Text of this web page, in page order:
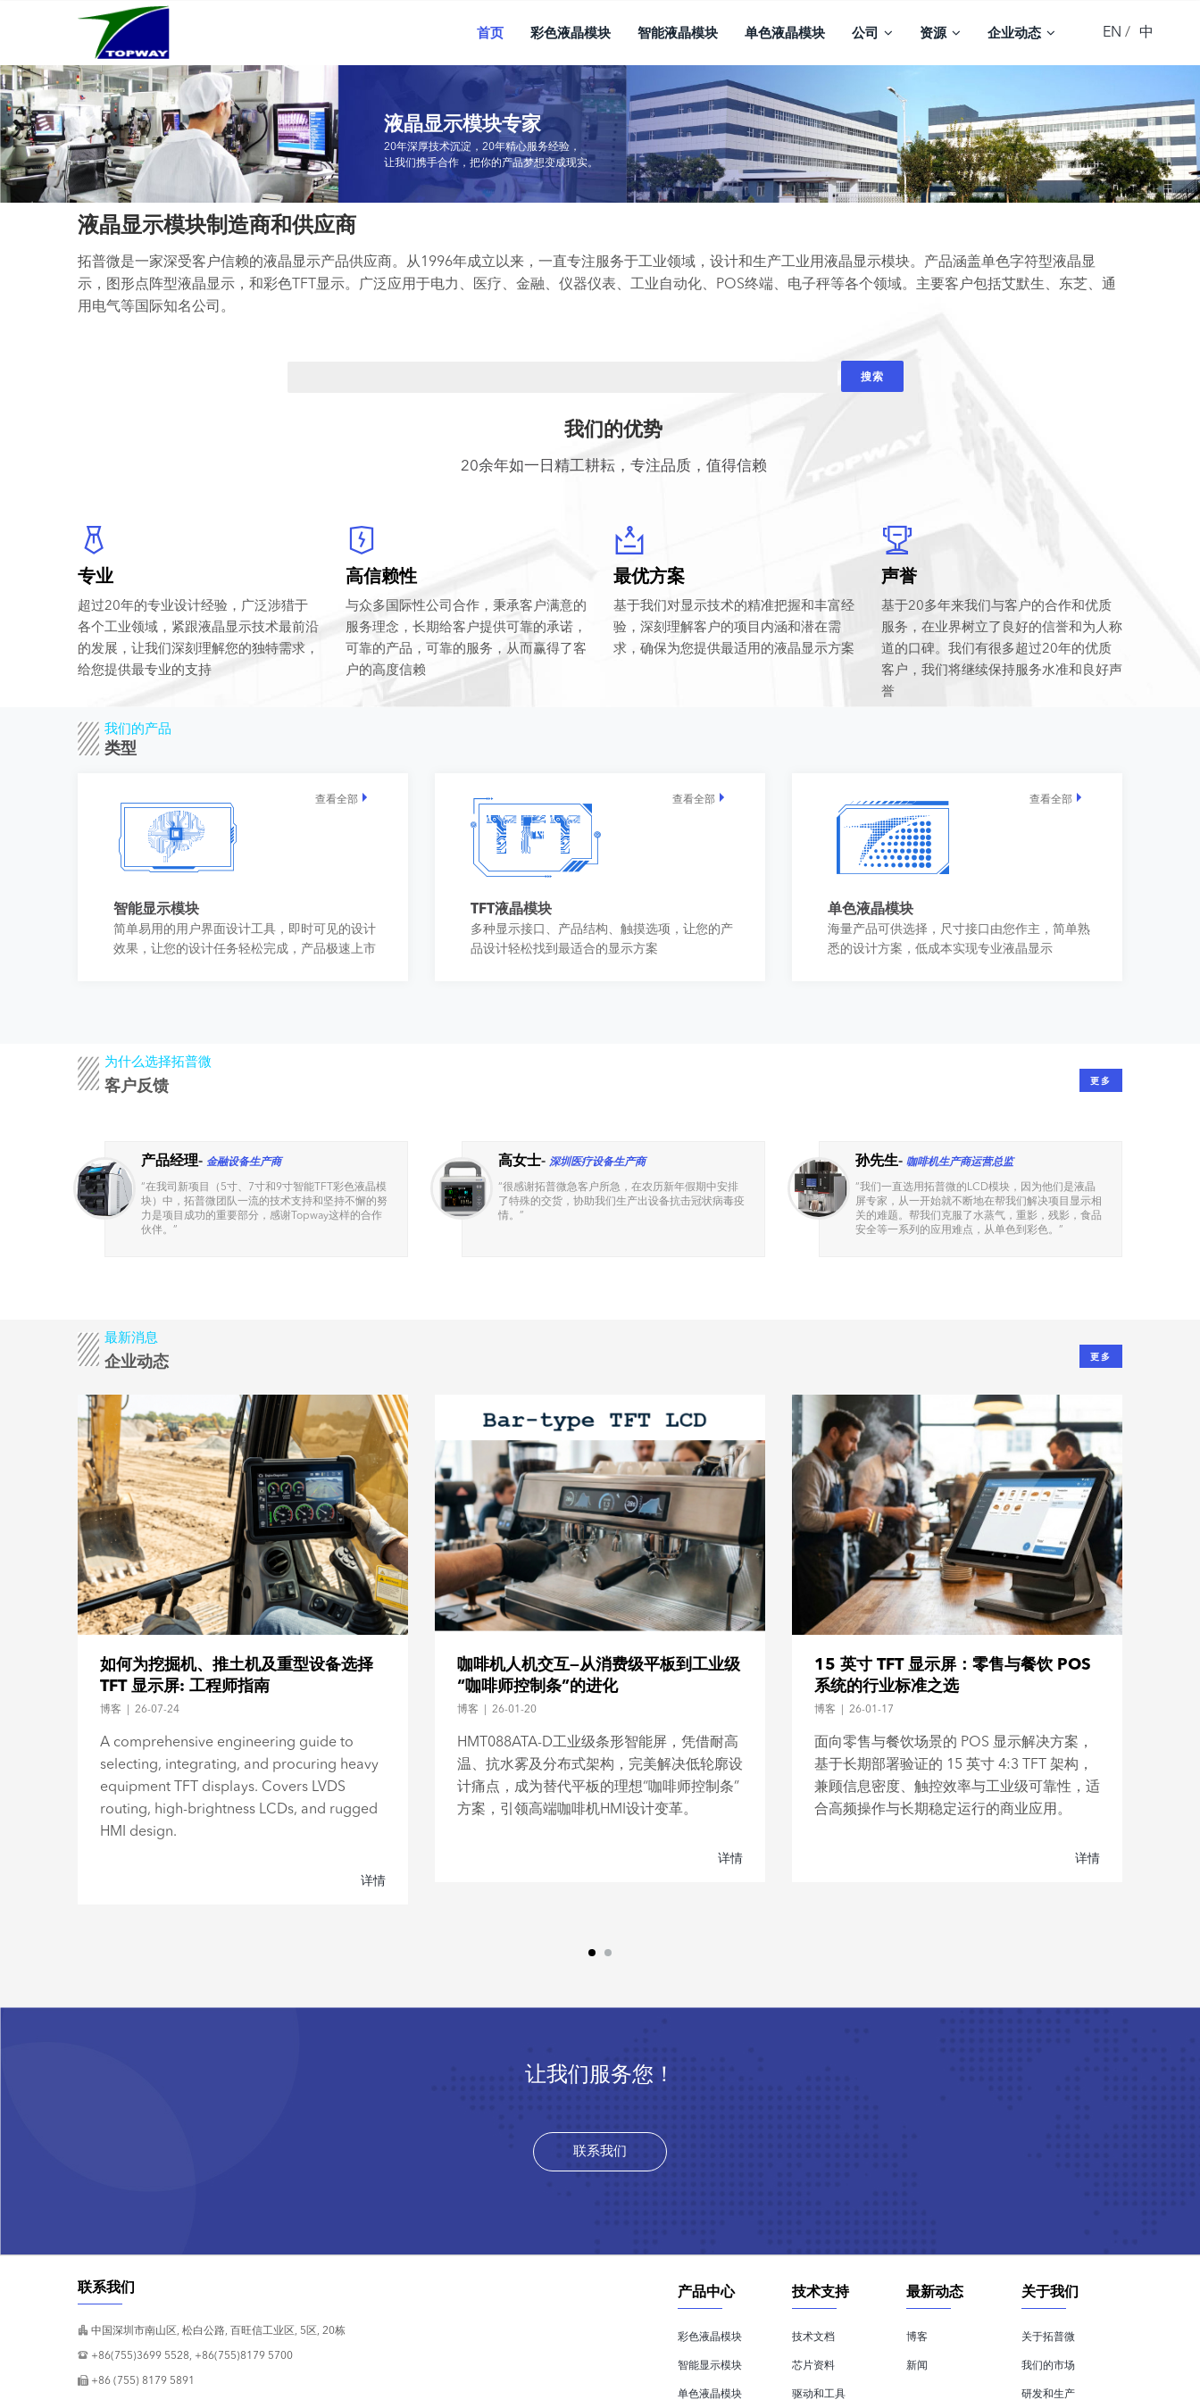
主
要
内
容
首页 彩色液晶模块 智能液晶模块 单色液晶模块 公司 资源 企业动态 EN 中
液晶显示模块专家
20年深厚技术沉淀，20年精心服务经验，
让我们携手合作，把你的产品梦想变成现实。
液晶显示模块制造商和供应商
拓普微是一家深受客户信赖的液晶显示产品供应商。从1996年成立以来，一直专注服务于工业领域，设计和生产工业用液晶显示模块。产品涵盖单色字符型液晶显
示，图形点阵型液晶显示，和彩色TFT显示。广泛应用于电力、医疗、金融、仪器仪表、工业自动化、POS终端、电子秤等各个领域。主要客户包括艾默生、东芝、通
用电气等国际知名公司。
我们的优势
20余年如一日精工耕耘，专注品质，值得信赖
专业
超过20年的专业设计经验，广泛涉猎于
各个工业领域，紧跟液晶显示技术最前沿
的发展，让我们深刻理解您的独特需求，
给您提供最专业的支持
高信赖性
与众多国际性公司合作，秉承客户满意的
服务理念，长期给客户提供可靠的承诺，
可靠的产品，可靠的服务，从而赢得了客
户的高度信赖
最优方案
基于我们对显示技术的精准把握和丰富经
验，深刻理解客户的项目内涵和潜在需
求，确保为您提供最适用的液晶显示方案
声誉
基于20多年来我们与客户的合作和优质
服务，在业界树立了良好的信誉和为人称
道的口碑。我们有很多超过20年的优质
客户，我们将继续保持服务水准和良好声
誉
我们的产品
类型
智能显示模块
查看全部
简单易用的用户界面设计工具，即时可见的设计
效果，让您的设计任务轻松完成，产品极速上市
TFT液晶模块
查看全部
多种显示接口、产品结构、触摸选项，让您的产
品设计轻松找到最适合的显示方案
单色液晶模块
查看全部
海量产品可供选择，尺寸接口由您作主，简单熟
悉的设计方案，低成本实现专业液晶显示
为什么选择拓普微
客户反馈 更多
产品经理- 金融设备生产商
“在我司新项目（5寸、7寸和9寸智能TFT彩色液晶模
块）中，拓普微团队一流的技术支持和坚持不懈的努
力是项目成功的重要部分，感谢Topway这样的合作
伙伴。 ”
高女士- 深圳医疗设备生产商
“很感谢拓普微急客户所急，在农历新年假期中安排
了特殊的交货，协助我们生产出设备抗击冠状病毒疫
情。 ”
孙先生- 咖啡机生产商运营总监
“我们一直选用拓普微的LCD模块，因为他们是液晶
屏专家，从一开始就不断地在帮我们解决项目显示相
关的难题。帮我们克服了水蒸气，重影，残影，食品
安全等一系列的应用难点，从单色到彩色。 ”
最新消息
企业动态 更多
如何为挖掘机、推土机及重型设备选择
TFT 显示屏: 工程师指南
博客 26-07-24
A comprehensive engineering guide to
selecting, integrating, and procuring heavy
equipment TFT displays. Covers LVDS
routing, high-brightness LCDs, and rugged
HMI design.
详情
咖啡机人机交互—从消费级平板到工业级
“咖啡师控制条”的进化
博客 26-01-20
HMT088ATA-D工业级条形智能屏，凭借耐高
温、抗水雾及分布式架构，完美解决低轮廓设
计痛点，成为替代平板的理想“咖啡师控制条”
方案，引领高端咖啡机HMI设计变革。
详情
15 英寸 TFT 显示屏：零售与餐饮 POS
系统的行业标准之选
博客 | 26-01-17
面向零售与餐饮场景的 POS 显示解决方案，
基于长期部署验证的 15 英寸 4:3 TFT 架构，
兼顾信息密度、触控效率与工业级可靠性，适
合高频操作与长期稳定运行的商业应用。
详情
让我们服务您！
联系我们
联系我们
中国深圳市南山区, 松白公路, 百旺信工业区, 5区, 20栋
+86(755)3699 5528, +86(755)8179 5700
+86 (755) 8179 5891
关于我们
关于拓普微
我们的市场
研发和生产
最新动态
博客
新闻
技术支持
技术文档
芯片资料
驱动和工具
产品中心
彩色液晶模块
智能显示模块
单色液晶模块